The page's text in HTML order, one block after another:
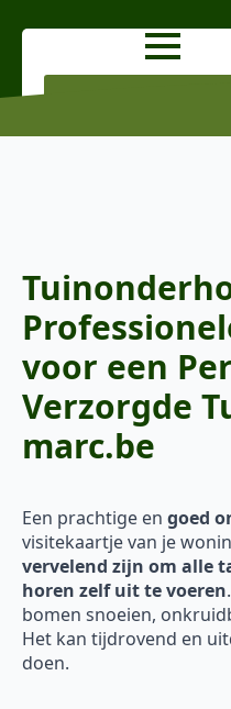
voor een
Verzorgde
marc.be
Een prachtige en goed
visitekaartje van je
vervelend zijn om alle
horen zelf uit te voeren
bomen snoeien,
Het kan tijdrovend en
doen.